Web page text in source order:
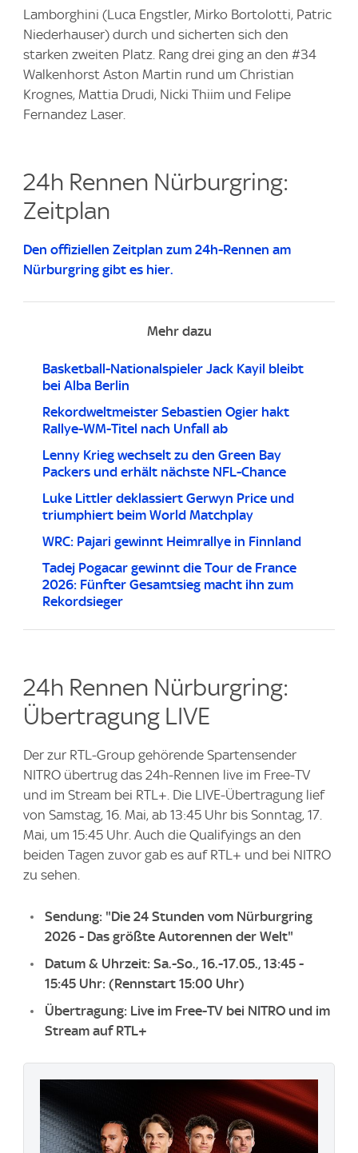
Lamborghini (Luca Engstler, Mirko Bortolotti, Patric
Niederhauser) durch und sicherten sich den
starken zweiten Platz. Rang drei ging an den #34
Walkenhorst Aston Martin rund um Christian
Krognes, Mattia Drudi, Nicki Thiim und Felipe
Fernandez Laser.
24h Rennen Nürburgring:
Zeitplan
Den offiziellen Zeitplan zum 24h-Rennen am
Nürburgring gibt es hier.
Mehr dazu
Basketball-Nationalspieler Jack Kayil bleibt
bei Alba Berlin
Rekordweltmeister Sebastien Ogier hakt
Rallye-WM-Titel nach Unfall ab
Lenny Krieg wechselt zu den Green Bay
Packers und erhält nächste NFL-Chance
Luke Littler deklassiert Gerwyn Price und
triumphiert beim World Matchplay
WRC: Pajari gewinnt Heimrallye in Finnland
Tadej Pogacar gewinnt die Tour de France
2026: Fünfter Gesamtsieg macht ihn zum
Rekordsieger
24h Rennen Nürburgring:
Übertragung LIVE
Der zur RTL-Group gehörende Spartensender
NITRO übertrug das 24h-Rennen live im Free-TV
und im Stream bei RTL+. Die LIVE-Übertragung lief
von Samstag, 16. Mai, ab 13:45 Uhr bis Sonntag, 17.
Mai, um 15:45 Uhr. Auch die Qualifyings an den
beiden Tagen zuvor gab es auf RTL+ und bei NITRO
zu sehen.
Sendung: "Die 24 Stunden vom Nürburgring
2026 - Das größte Autorennen der Welt"
Datum & Uhrzeit: Sa.-So., 16.-17.05., 13:45 -
15:45 Uhr: (Rennstart 15:00 Uhr)
Übertragung: Live im Free-TV bei NITRO und im
Stream auf RTL+